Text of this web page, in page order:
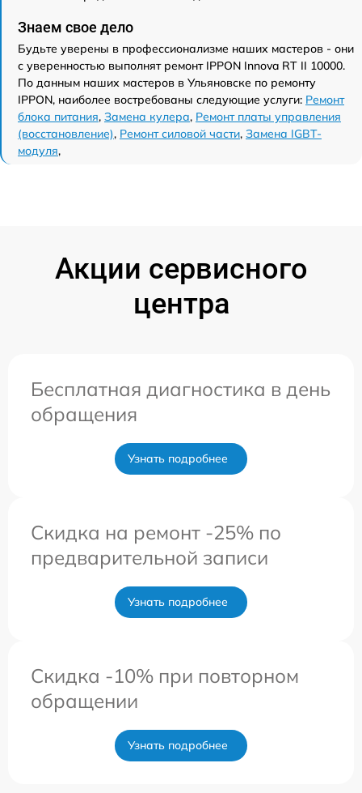
Знаем свое дело
Будьте уверены в профессионализме наших мастеров - они
с уверенностью выполнят ремонт IPPON Innova RT II 10000.
По данным наших мастеров в Ульяновске по ремонту
IPPON, наиболее востребованы следующие услуги: Ремонт
блока питания, Замена кулера, Ремонт платы управления
(восстановление), Ремонт силовой части, Замена IGBT-
модуля,
Акции сервисного
центра
Бесплатная диагностика в день
обращения
Узнать подробнее
Скидка на ремонт -25% по
предварительной записи
Узнать подробнее
Скидка -10% при повторном
обращении
Узнать подробнее